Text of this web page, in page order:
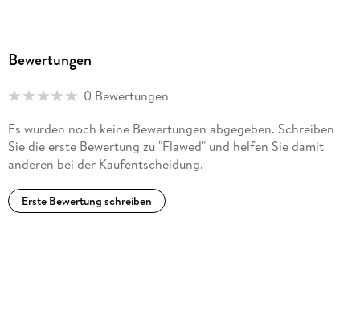
Bewertungen
0 Bewertungen
Es wurden noch keine Bewertungen abgegeben. Schreiben
Sie die erste Bewertung zu "Flawed" und helfen Sie damit
anderen bei der Kaufentscheidung.
Erste Bewertung schreiben